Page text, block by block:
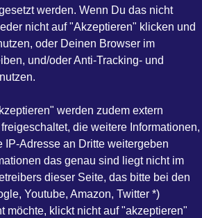
werden. Wenn Du das nicht
nicht auf "Akzeptieren" klicken und
oder Deinen Browser im
und/oder Anti-Tracking- und
werden zudem extern
die weitere Informationen,
Adresse an Dritte weitergeben
das genau sind liegt nicht im
dieser Seite, das bitte bei den
Youtube, Amazon, Twitter *)
möchte, klickt nicht auf "akzeptieren"